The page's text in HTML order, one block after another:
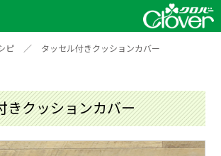
ピ ／ タッセル付きクッションカバー
きクッションカバー